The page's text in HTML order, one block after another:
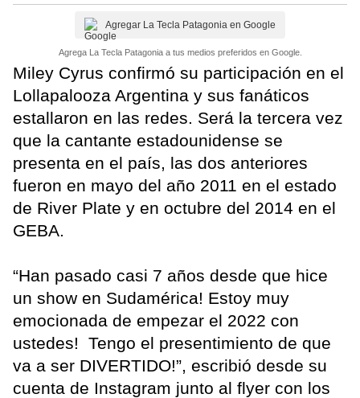
Agregar La Tecla Patagonia en Google
Agrega La Tecla Patagonia a tus medios preferidos en Google.
Miley Cyrus confirmó su participación en el
Lollapalooza Argentina y sus fanáticos
estallaron en las redes. Será la tercera vez
que la cantante estadounidense se
presenta en el país, las dos anteriores
fueron en mayo del año 2011 en el estado
de River Plate y en octubre del 2014 en el
GEBA.
“Han pasado casi 7 años desde que hice
un show en Sudamérica! Estoy muy
emocionada de empezar el 2022 con
ustedes! Tengo el presentimiento de que
va a ser DIVERTIDO!”, escribió desde su
cuenta de Instagram junto al flyer con los